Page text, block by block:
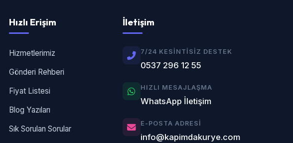
Hızlı Erişim
Hizmetlerimiz
Gönderi Rehberi
Fiyat Listesi
Blog Yazıları
Sık Sorulan Sorular
İletişim
7/24 KESINTISIZ DESTEK
0537 296 12 55
HIZLI MESAJLAŞMA
WhatsApp İletişim
E-POSTA ADRESI
info@kapimdakurye.com